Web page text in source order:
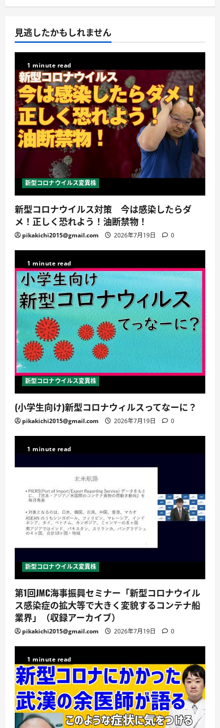
見逃したかもしれません
1 minute read
新型コロナウイルス変異株
新型コロナウイルス対策 今は感染したらダ
メ！正しく恐れよう！油断禁物！
pikakichi2015@gmail.com 2026年7月19日 0
1 minute read
新型コロナウイルス変異株
(小学生向け)新型コロナウィルスってなーに？
pikakichi2015@gmail.com 2026年7月19日 0
1 minute read
新型コロナウイルス変異株
第1回JMC海事振興セミナー「新型コロナウイル
ス感染症の拡大等で大きく変貌するコンテナ船
業界」（収録アーカイブ）
pikakichi2015@gmail.com 2026年7月19日 0
1 minute read